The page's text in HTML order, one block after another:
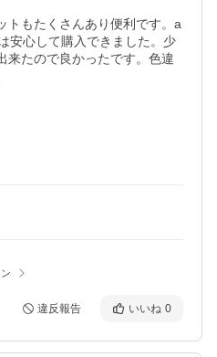
トもたくさんあり便利です。a
安心して購入できました。少
来たので良かったです。色違
違反報告 いいね 0